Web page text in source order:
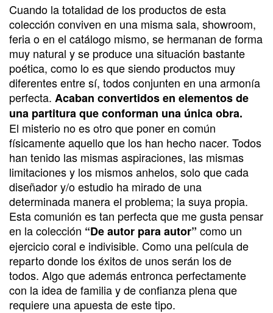
Cuando la totalidad de los productos de esta
colección conviven en una misma sala, showroom,
feria o en el catálogo mismo, se hermanan de forma
muy natural y se produce una situación bastante
poética, como lo es que siendo productos muy
diferentes entre sí, todos conjunten en una armonía
perfecta. Acaban convertidos en elementos de
una partitura que conforman una única obra.
El misterio no es otro que poner en común
físicamente aquello que los han hecho nacer. Todos
han tenido las mismas aspiraciones, las mismas
limitaciones y los mismos anhelos, solo que cada
diseñador y/o estudio ha mirado de una
determinada manera el problema; la suya propia.
Esta comunión es tan perfecta que me gusta pensar
en la colección “De autor para autor” como un
ejercicio coral e indivisible. Como una película de
reparto donde los éxitos de unos serán los de
todos. Algo que además entronca perfectamente
con la idea de familia y de confianza plena que
requiere una apuesta de este tipo.